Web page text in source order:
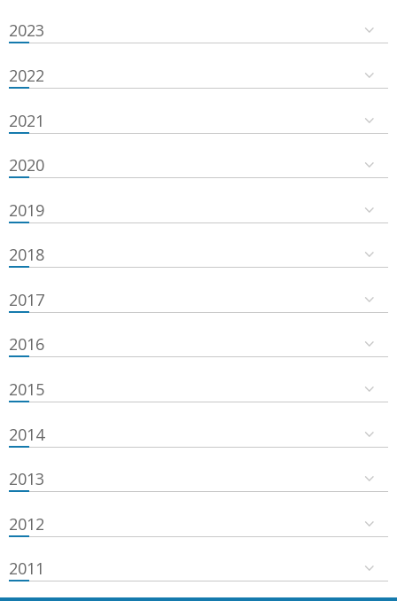
2023
2022
2021
2020
2019
2018
2017
2016
2015
2014
2013
2012
2011